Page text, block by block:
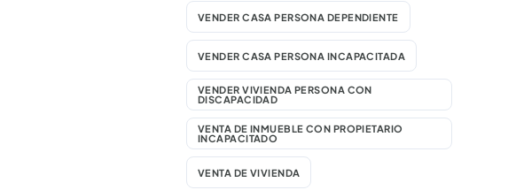
VENDER CASA PERSONA DEPENDIENTE
VENDER CASA PERSONA INCAPACITADA
VENDER VIVIENDA PERSONA CON
DISCAPACIDAD
VENTA DE INMUEBLE CON PROPIETARIO
INCAPACITADO
VENTA DE VIVIENDA